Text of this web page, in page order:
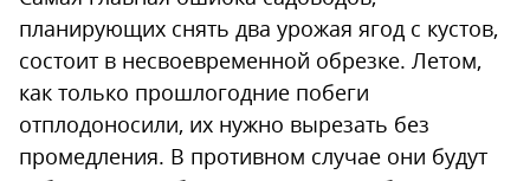
планирующих снять два урожая ягод с кустов,
состоит в несвоевременной обрезке. Летом,
как только прошлогодние побеги
отплодоносили, их нужно вырезать без
промедления. В противном случае они будут